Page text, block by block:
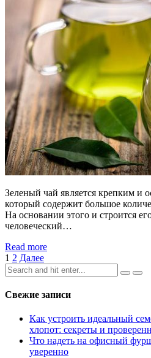
Зеленый чай является крепким и
который содержит большое
На основании этого и строится
человеческий…
Read more
Пагинация
записей
1 2 Далее
Search
for:
Свежие записи
Как устроить идеальный
хлопот: секреты и
Что надеть на офисный
уверенно